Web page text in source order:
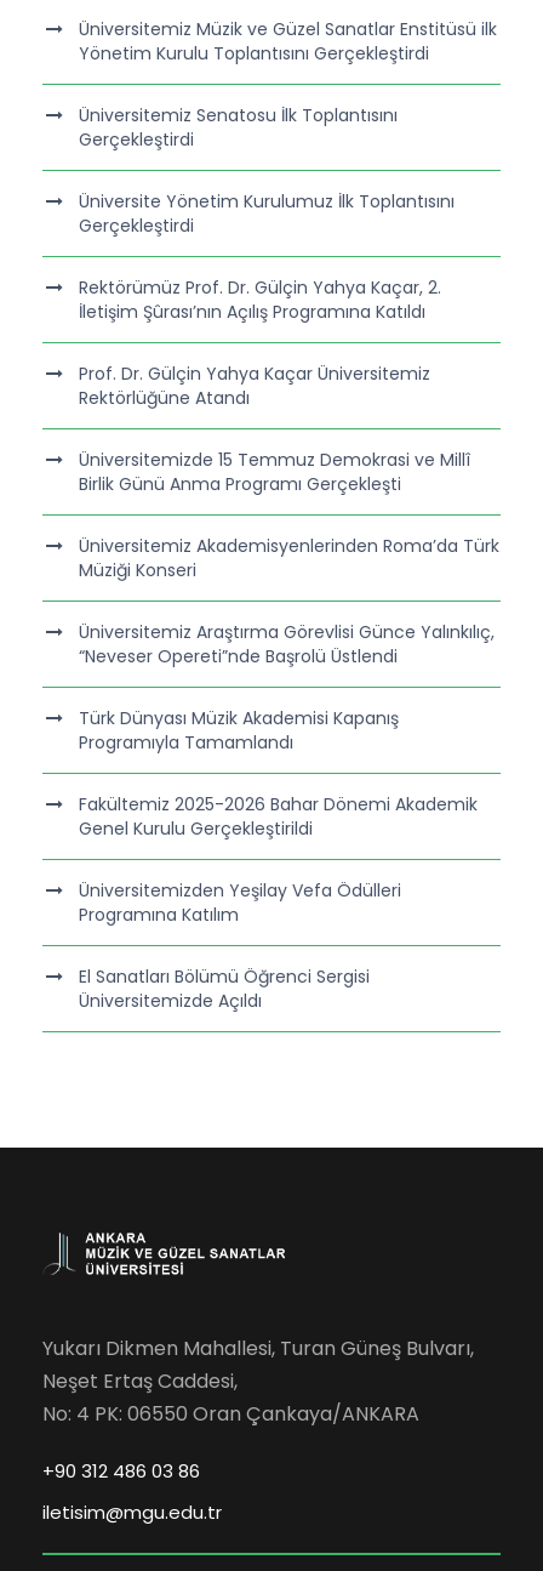
Üniversitemiz Müzik ve Güzel Sanatlar Enstitüsü ilk
Yönetim Kurulu Toplantısını Gerçekleştirdi
Üniversitemiz Senatosu İlk Toplantısını
Gerçekleştirdi
Üniversite Yönetim Kurulumuz İlk Toplantısını
Gerçekleştirdi
Rektörümüz Prof. Dr. Gülçin Yahya Kaçar, 2.
İletişim Şûrası’nın Açılış Programına Katıldı
Prof. Dr. Gülçin Yahya Kaçar Üniversitemiz
Rektörlüğüne Atandı
Üniversitemizde 15 Temmuz Demokrasi ve Millî
Birlik Günü Anma Programı Gerçekleşti
Üniversitemiz Akademisyenlerinden Roma’da Türk
Müziği Konseri
Üniversitemiz Araştırma Görevlisi Günce Yalınkılıç,
“Neveser Opereti”nde Başrolü Üstlendi
Türk Dünyası Müzik Akademisi Kapanış
Programıyla Tamamlandı
Fakültemiz 2025-2026 Bahar Dönemi Akademik
Genel Kurulu Gerçekleştirildi
Üniversitemizden Yeşilay Vefa Ödülleri
Programına Katılım
El Sanatları Bölümü Öğrenci Sergisi
Üniversitemizde Açıldı
Yukarı Dikmen Mahallesi, Turan Güneş Bulvarı,
Neşet Ertaş Caddesi,
No: 4 PK: 06550 Oran Çankaya/ANKARA
+90 312 486 03 86
iletisim@mgu.edu.tr